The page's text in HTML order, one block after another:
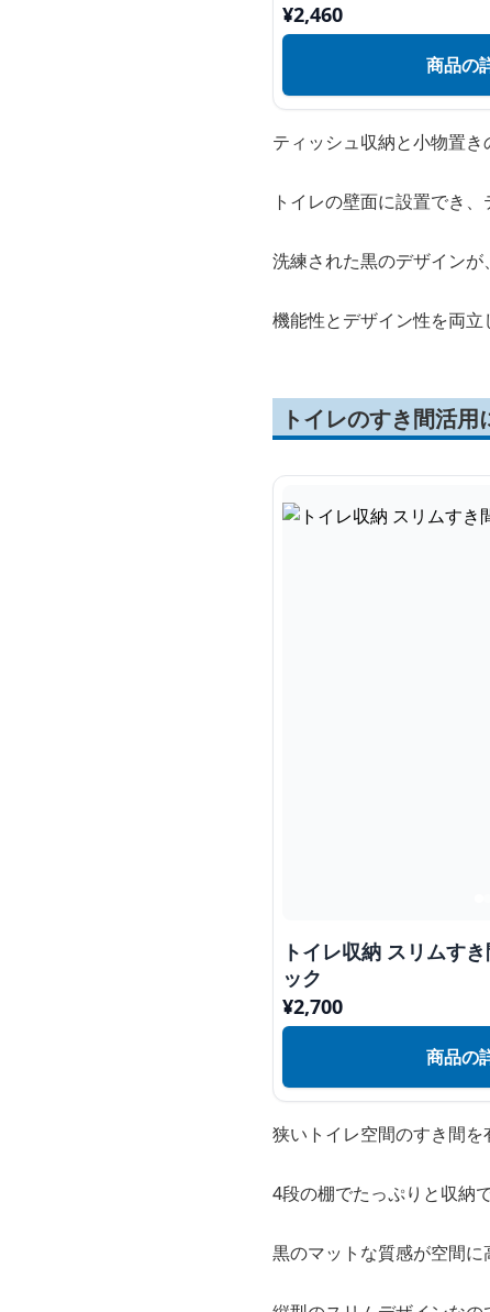
¥2,460
商品の
ティッシュ収納と小物置き
トイレの壁面に設置でき
洗練された黒のデザインが
機能性とデザイン性を両立
トイレのすき間活
トイレ収納 スリムす
ック
¥2,700
商品の
狭いトイレ空間のすき間を
4段の棚でたっぷりと収納
黒のマットな質感が空間に